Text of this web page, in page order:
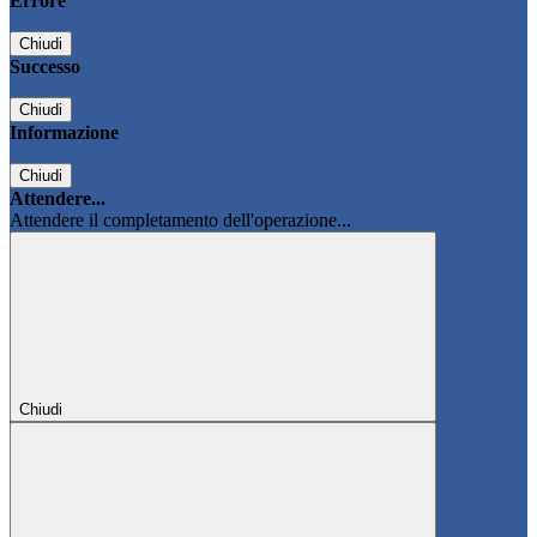
Chiudi
Successo
Chiudi
Informazione
Chiudi
Attendere...
Attendere il completamento dell'operazione...
Chiudi